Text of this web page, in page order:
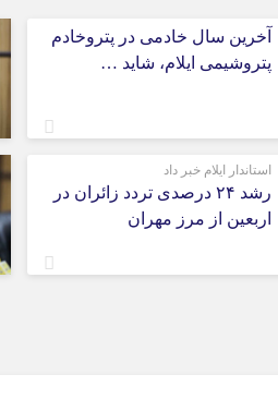
آخرین سال خادمی در پتروخادم
پتروشیمی ایلام، شاید …
استاندار ایلام خبر داد
رشد ۲۴ درصدی تردد زائران در
اربعین از مرز مهران